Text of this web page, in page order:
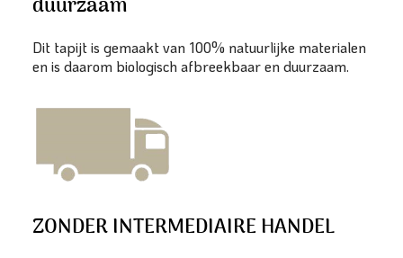
duurzaam
Dit tapijt is gemaakt van 100% natuurlijke materialen
en is daarom biologisch afbreekbaar en duurzaam.
ZONDER INTERMEDIAIRE HANDEL